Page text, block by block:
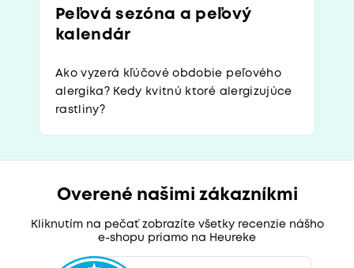
Peľová sezóna a peľový
kalendár
Ako vyzerá kľúčové obdobie peľového
alergika? Kedy kvitnú ktoré alergizujúce
rastliny?
Overené našimi zákazníkmi
Kliknutím na pečať zobrazíte všetky recenzie nášho
e-shopu priamo na Heureke